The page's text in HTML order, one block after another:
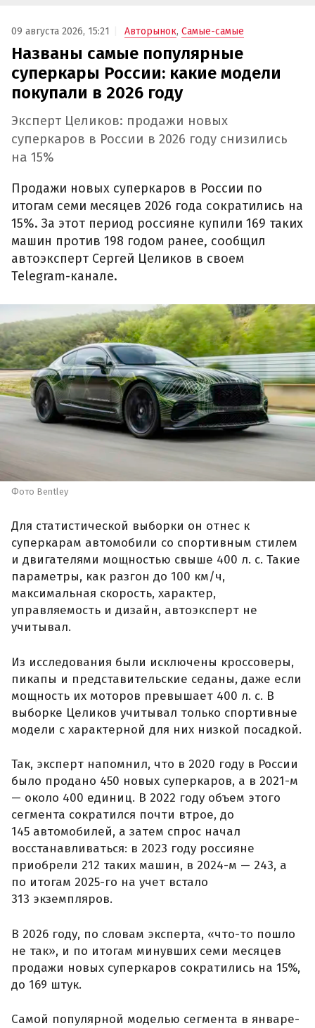
09 августа 2026, 15:21 Авторынок, Самые-самые
Названы самые популярные
суперкары России: какие модели
покупали в 2026 году
Эксперт Целиков: продажи новых
суперкаров в России в 2026 году снизились
на 15%
Продажи новых суперкаров в России по
итогам семи месяцев 2026 года сократились на
15%. За этот период россияне купили 169 таких
машин против 198 годом ранее, сообщил
автоэксперт Сергей Целиков в своем
Telegram-канале.
Фото Bentley
Для статистической выборки он отнес к
суперкарам автомобили со спортивным стилем
и двигателями мощностью свыше 400 л. с. Такие
параметры, как разгон до 100 км/ч,
максимальная скорость, характер,
управляемость и дизайн, автоэксперт не
учитывал.
Из исследования были исключены кроссоверы,
пикапы и представительские седаны, даже если
мощность их моторов превышает 400 л. с. В
выборке Целиков учитывал только спортивные
модели с характерной для них низкой посадкой.
Так, эксперт напомнил, что в 2020 году в России
было продано 450 новых суперкаров, а в 2021-м
— около 400 единиц. В 2022 году объем этого
сегмента сократился почти втрое, до
145 автомобилей, а затем спрос начал
восстанавливаться: в 2023 году россияне
приобрели 212 таких машин, в 2024-м — 243, а
по итогам 2025-го на учет встало
313 экземпляров.
В 2026 году, по словам эксперта, «что-то пошло
не так», и по итогам минувших семи месяцев
продажи новых суперкаров сократились на 15%,
до 169 штук.
Самой популярной моделью сегмента в январе-